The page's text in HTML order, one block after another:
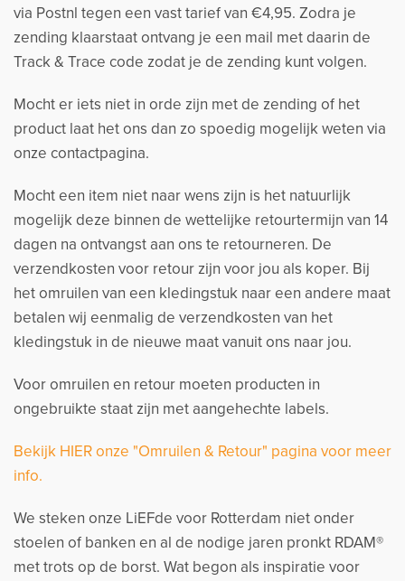
via Postnl tegen een vast tarief van €4,95. Zodra je
zending klaarstaat ontvang je een mail met daarin de
Track & Trace code zodat je de zending kunt volgen.
Mocht er iets niet in orde zijn met de zending of het
product laat het ons dan zo spoedig mogelijk weten via
onze contactpagina.
Mocht een item niet naar wens zijn is het natuurlijk
mogelijk deze binnen de wettelijke retourtermijn van 14
dagen na ontvangst aan ons te retourneren. De
verzendkosten voor retour zijn voor jou als koper. Bij
het omruilen van een kledingstuk naar een andere maat
betalen wij eenmalig de verzendkosten van het
kledingstuk in de nieuwe maat vanuit ons naar jou.
Voor omruilen en retour moeten producten in
ongebruikte staat zijn met aangehechte labels.
Bekijk HIER onze "Omruilen & Retour" pagina voor meer
info.
We steken onze LiEFde voor Rotterdam niet onder
stoelen of banken en al de nodige jaren pronkt RDAM®
met trots op de borst. Wat begon als inspiratie voor